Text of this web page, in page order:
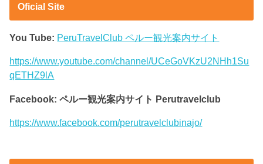
Oficial Site
You Tube: PeruTravelClub ペルー観光案内サイト
https://www.youtube.com/channel/UCeGoVKzU2NHh1Su
qETHZ9lA
Facebook: ペルー観光案内サイト Perutravelclub
https://www.facebook.com/perutravelclubinajo/